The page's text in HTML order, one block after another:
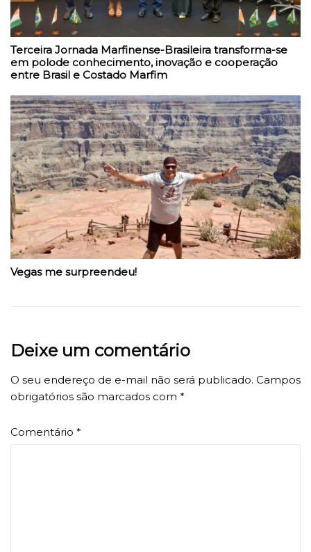
Terceira Jornada Marfinense-Brasileira transforma-se
em polode conhecimento, inovação e cooperação
entre Brasil e Costado Marfim
Vegas me surpreendeu!
Deixe um comentário
O seu endereço de e-mail não será publicado. Campos
obrigatórios são marcados com *
Comentário *